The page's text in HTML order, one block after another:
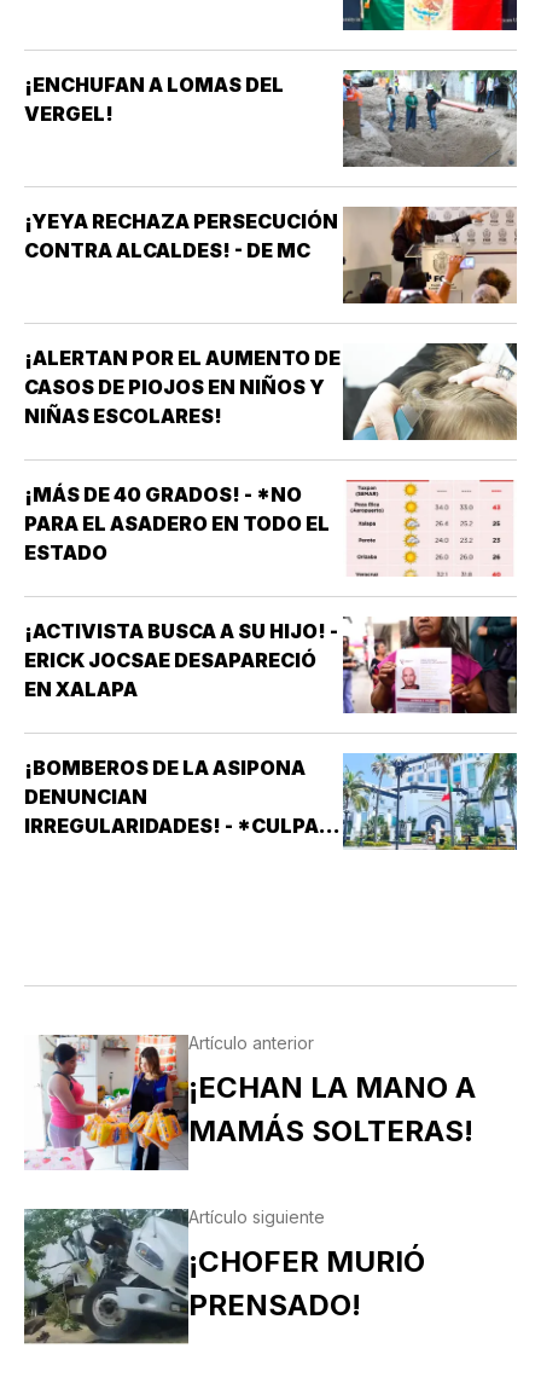
¡ENCHUFAN A LOMAS DEL
VERGEL!
¡YEYA RECHAZA PERSECUCIÓN
CONTRA ALCALDES! - DE MC
¡ALERTAN POR EL AUMENTO DE
CASOS DE PIOJOS EN NIÑOS Y
NIÑAS ESCOLARES!
¡MÁS DE 40 GRADOS! - *NO
PARA EL ASADERO EN TODO EL
ESTADO
¡ACTIVISTA BUSCA A SU HIJO! -
ERICK JOCSAE DESAPARECIÓ
EN XALAPA
¡BOMBEROS DE LA ASIPONA
DENUNCIAN
IRREGULARIDADES! - *CULPAN
Artículo anterior
¡ECHAN LA MANO A
MAMÁS SOLTERAS!
Artículo siguiente
¡CHOFER MURIÓ
PRENSADO!